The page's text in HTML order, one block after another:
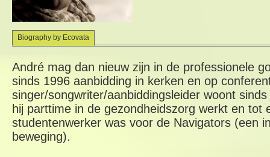
Biography by Ecovata
André mag dan nieuw zijn in de professionele
sinds 1996 aanbidding in kerken en op
singer/songwriter/aanbiddingsleider woont
hij parttime in de gezondheidszorg werkt en tot
studentenwerker was voor de Navigators (een
beweging).